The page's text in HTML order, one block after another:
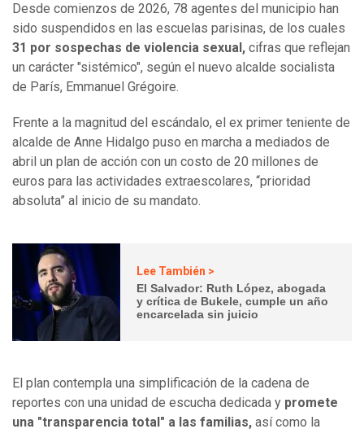
Desde comienzos de 2026, 78 agentes del municipio han
sido suspendidos en las escuelas parisinas, de los cuales
31 por sospechas de violencia sexual, cifras que reflejan
un carácter "sistémico", según el nuevo alcalde socialista
de París, Emmanuel Grégoire.
Frente a la magnitud del escándalo, el ex primer teniente de
alcalde de Anne Hidalgo puso en marcha a mediados de
abril un plan de acción con un costo de 20 millones de
euros para las actividades extraescolares, “prioridad
absoluta” al inicio de su mandato.
Lee También >
El Salvador: Ruth López, abogada
y crítica de Bukele, cumple un año
encarcelada sin juicio
El plan contempla una simplificación de la cadena de
reportes con una unidad de escucha dedicada y promete
una "transparencia total" a las familias, así como la